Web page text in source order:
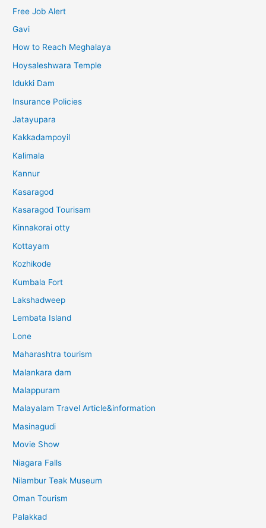
Free Job Alert
Gavi
How to Reach Meghalaya
Hoysaleshwara Temple
Idukki Dam
Insurance Policies
Jatayupara
Kakkadampoyil
Kalimala
Kannur
Kasaragod
Kasaragod Tourisam
Kinnakorai otty
Kottayam
Kozhikode
Kumbala Fort
Lakshadweep
Lembata Island
Lone
Maharashtra tourism
Malankara dam
Malappuram
Malayalam Travel Article&information
Masinagudi
Movie Show
Niagara Falls
Nilambur Teak Museum
Oman Tourism
Palakkad